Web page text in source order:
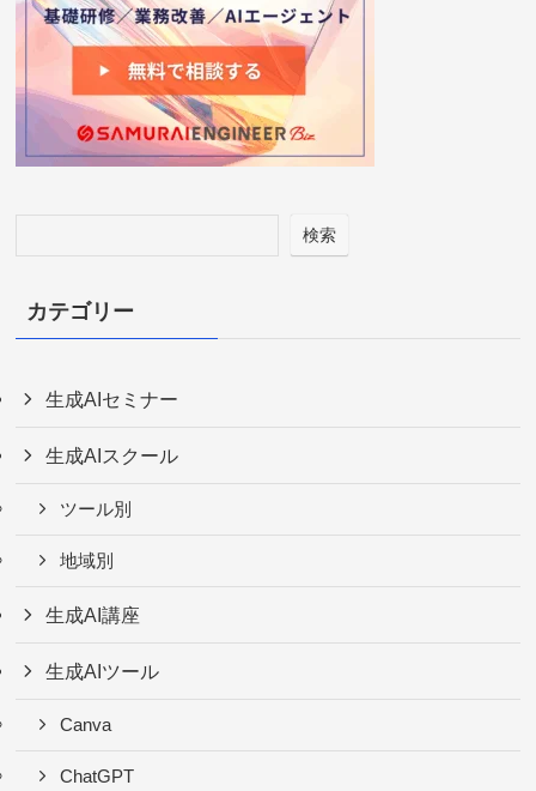
検索
カテゴリー
生成AIセミナー
生成AIスクール
ツール別
地域別
生成AI講座
生成AIツール
Canva
ChatGPT